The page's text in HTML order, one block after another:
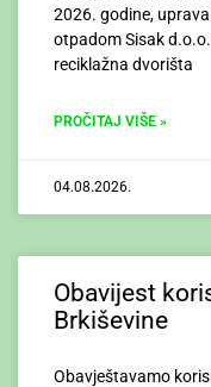
2026. godine,
otpadom Sisak
reciklažna dvorišta
PROČITAJ VIŠE »
04.08.2026.
Obavijest
Brkiševine
Obavještavamo